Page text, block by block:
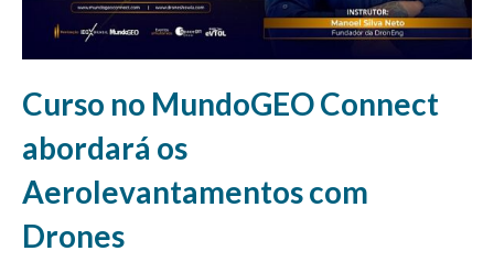
Curso no MundoGEO Connect
abordará os
Aerolevantamentos com
Drones